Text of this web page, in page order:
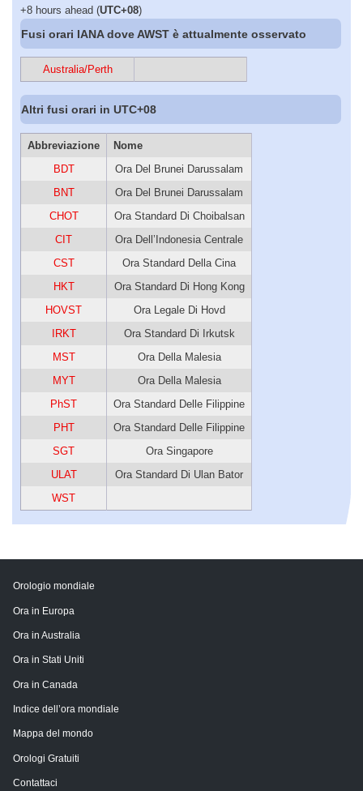
+8 hours ahead (UTC+08)
Fusi orari IANA dove AWST è attualmente osservato
Australia/Perth
Altri fusi orari in UTC+08
Abbreviazione
Nome
BDT
Ora Del Brunei Darussalam
BNT
Ora Del Brunei Darussalam
CHOT
Ora Standard Di Choibalsan
CIT
Ora Dell’Indonesia Centrale
CST
Ora Standard Della Cina
HKT
Ora Standard Di Hong Kong
HOVST
Ora Legale Di Hovd
IRKT
Ora Standard Di Irkutsk
MST
Ora Della Malesia
MYT
Ora Della Malesia
PhST
Ora Standard Delle Filippine
PHT
Ora Standard Delle Filippine
SGT
Ora Singapore
ULAT
Ora Standard Di Ulan Bator
WST
Orologio mondiale
Ora in Europa
Ora in Australia
Ora in Stati Uniti
Ora in Canada
Indice dell’ora mondiale
Mappa del mondo
Orologi Gratuiti
Contattaci